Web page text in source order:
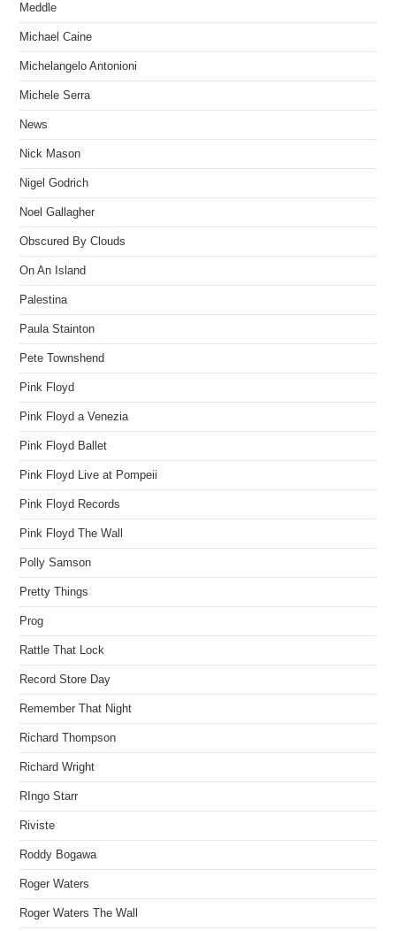
Meddle
Michael Caine
Michelangelo Antonioni
Michele Serra
News
Nick Mason
Nigel Godrich
Noel Gallagher
Obscured By Clouds
On An Island
Palestina
Paula Stainton
Pete Townshend
Pink Floyd
Pink Floyd a Venezia
Pink Floyd Ballet
Pink Floyd Live at Pompeii
Pink Floyd Records
Pink Floyd The Wall
Polly Samson
Pretty Things
Prog
Rattle That Lock
Record Store Day
Remember That Night
Richard Thompson
Richard Wright
RIngo Starr
Riviste
Roddy Bogawa
Roger Waters
Roger Waters The Wall